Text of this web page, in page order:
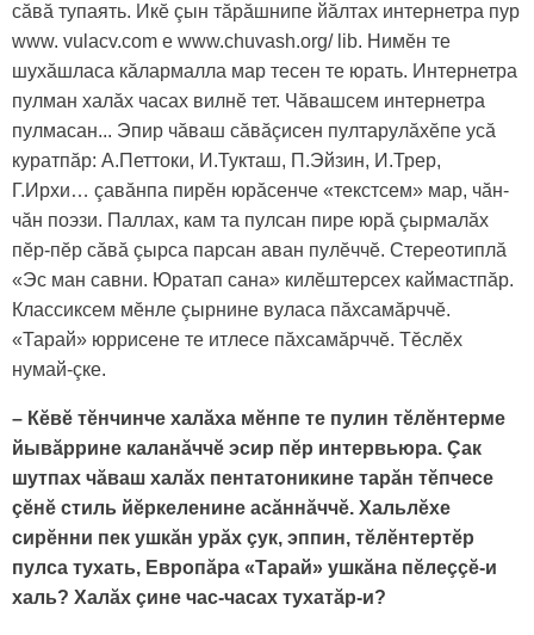
сăвă тупаять. Икӗ çын тăрăшнипе йăлтах интернетра пур
www. vulacv.com e www.chuvash.org/ lib. Нимӗн те
шухăшласа кăлармалла мар тесен те юрать. Интернетра
пулман халăх часах вилнӗ тет. Чăвашсем интернетра
пулмасан... Эпир чăваш сăвăçиceн пултарулăхӗпе усă
куратпăр: А.Петтоки, И.Тукташ, П.Эйзин, И.Трер,
Г.Ирхи… çавăнпа пирӗн юрăсенче «текстсем» мар, чăн-
чăн поэзи. Паллах, кам та пулсан пире юрă çырмалăх
пӗр-пӗр сăвă çырса парсан аван пулӗччӗ. Стереотиплă
«Эс ман савни. Юратап сана» килӗштерсех каймастпăр.
Классиксем мӗнле çырнине вуласа пăхсамăрччӗ.
«Тарай» юррисене те итлесе пăхсамăрччӗ. Тӗслӗх
нумай-çке.
– Кӗвӗ тӗнчинче халăха мӗнпе те пулин тӗлӗнтерме
йывăррине каланăччӗ эсир пӗр интервьюра. Çак
шутпах чăваш халăх пентатоникине тарăн тӗпчесе
çӗнӗ стиль йӗркеленине асăннăччӗ. Хальлӗхе
сирӗнни пек ушкăн урăх çук, эппин, тӗлӗнтертӗр
пулса тухать, Европăра «Тарай» ушкăна пӗлеççӗ-и
халь? Халăх çине час-часах тухатăр-и?